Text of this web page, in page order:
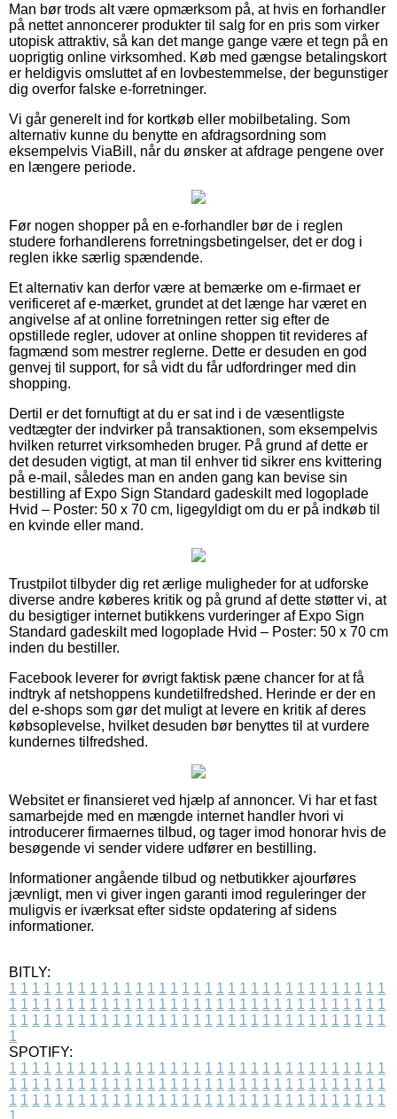
Man bør trods alt være opmærksom på, at hvis en forhandler
på nettet annoncerer produkter til salg for en pris som virker
utopisk attraktiv, så kan det mange gange være et tegn på en
uoprigtig online virksomhed. Køb med gængse betalingskort
er heldigvis omsluttet af en lovbestemmelse, der begunstiger
dig overfor falske e-forretninger.
Vi går generelt ind for kortkøb eller mobilbetaling. Som
alternativ kunne du benytte en afdragsordning som
eksempelvis ViaBill, når du ønsker at afdrage pengene over
en længere periode.
Før nogen shopper på en e-forhandler bør de i reglen
studere forhandlerens forretningsbetingelser, det er dog i
reglen ikke særlig spændende.
Et alternativ kan derfor være at bemærke om e-firmaet er
verificeret af e-mærket, grundet at det længe har været en
angivelse af at online forretningen retter sig efter de
opstillede regler, udover at online shoppen tit revideres af
fagmænd som mestrer reglerne. Dette er desuden en god
genvej til support, for så vidt du får udfordringer med din
shopping.
Dertil er det fornuftigt at du er sat ind i de væsentligste
vedtægter der indvirker på transaktionen, som eksempelvis
hvilken returret virksomheden bruger. På grund af dette er
det desuden vigtigt, at man til enhver tid sikrer ens kvittering
på e-mail, således man en anden gang kan bevise sin
bestilling af Expo Sign Standard gadeskilt med logoplade
Hvid – Poster: 50 x 70 cm, ligegyldigt om du er på indkøb til
en kvinde eller mand.
Trustpilot tilbyder dig ret ærlige muligheder for at udforske
diverse andre køberes kritik og på grund af dette støtter vi, at
du besigtiger internet butikkens vurderinger af Expo Sign
Standard gadeskilt med logoplade Hvid – Poster: 50 x 70 cm
inden du bestiller.
Facebook leverer for øvrigt faktisk pæne chancer for at få
indtryk af netshoppens kundetilfredshed. Herinde er der en
del e-shops som gør det muligt at levere en kritik af deres
købsoplevelse, hvilket desuden bør benyttes til at vurdere
kundernes tilfredshed.
Websitet er finansieret ved hjælp af annoncer. Vi har et fast
samarbejde med en mængde internet handler hvori vi
introducerer firmaernes tilbud, og tager imod honorar hvis de
besøgende vi sender videre udfører en bestilling.
Informationer angående tilbud og netbutikker ajourføres
jævnligt, men vi giver ingen garanti imod reguleringer der
muligvis er iværksat efter sidste opdatering af sidens
informationer.
BITLY:
1 1 1 1 1 1 1 1 1 1 1 1 1 1 1 1 1 1 1 1 1 1 1 1 1 1 1 1 1 1 1 1 1
1 1 1 1 1 1 1 1 1 1 1 1 1 1 1 1 1 1 1 1 1 1 1 1 1 1 1 1 1 1 1 1 1
1 1 1 1 1 1 1 1 1 1 1 1 1 1 1 1 1 1 1 1 1 1 1 1 1 1 1 1 1 1 1 1 1
1
SPOTIFY:
1 1 1 1 1 1 1 1 1 1 1 1 1 1 1 1 1 1 1 1 1 1 1 1 1 1 1 1 1 1 1 1 1
1 1 1 1 1 1 1 1 1 1 1 1 1 1 1 1 1 1 1 1 1 1 1 1 1 1 1 1 1 1 1 1 1
1 1 1 1 1 1 1 1 1 1 1 1 1 1 1 1 1 1 1 1 1 1 1 1 1 1 1 1 1 1 1 1 1
1